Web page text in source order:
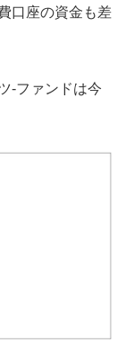
口座の資金も差
-ファンドは今